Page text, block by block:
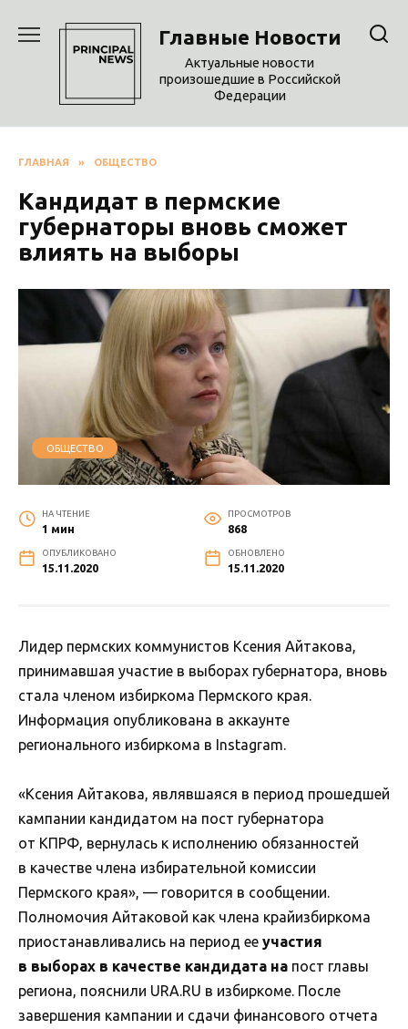
содержанию
Главные Новости
Актуальные новости
произошедшие в Российской
Федерации
ГЛАВНАЯ » ОБЩЕСТВО
Кандидат в пермские
губернаторы вновь сможет
влиять на выборы
ОБЩЕСТВО
НА ЧТЕНИЕ
1 мин
ПРОСМОТРОВ
868
ОПУБЛИКОВАНО
15.11.2020
ОБНОВЛЕНО
15.11.2020
Лидер пермских коммунистов Ксения Айтакова,
принимавшая участие в выборах губернатора, вновь
стала членом избиркома Пермского края.
Информация опубликована в аккаунте
регионального избиркома в Instagram.
«Ксения Айтакова, являвшаяся в период прошедшей
кампании кандидатом на пост губернатора
от КПРФ, вернулась к исполнению обязанностей
в качестве члена избирательной комиссии
Пермского края», — говорится в сообщении.
Полномочия Айтаковой как члена крайизбиркома
приостанавливались на период ее участия
в выборах в качестве кандидата на пост главы
региона, пояснили URA.RU в избиркоме. После
завершения кампании и сдачи финансового отчета